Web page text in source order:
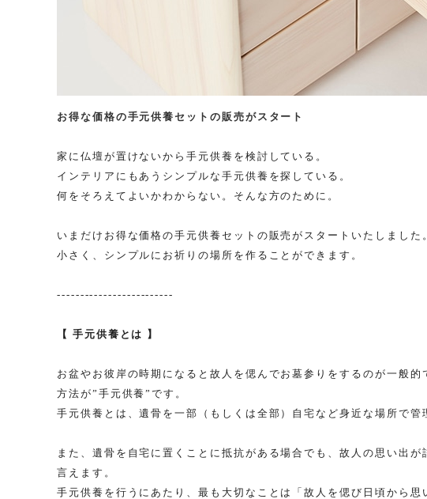
お得な価格の手元供養セットの販売がスタート
家に仏壇が置けないから手元供養を検討している。
インテリアにもあうシンプルな手元供養を探している。
何をそろえてよいかわからない。そんな方のために。
いまだけお得な価格の手元供養セットの販売がスタートいたしました。
小さく、シンプルにお祈りの場所を作ることができます。
-------------------------
【 手元供養とは 】
お盆やお彼岸の時期になると故人を偲んでお墓参りをするのが一般
方法が”手元供養”です。
手元供養とは、遺骨を一部（もしくは全部）自宅など身近な場所で管
また、遺骨を自宅に置くことに抵抗がある場合でも、故人の思い出
言えます。
手元供養を行うにあたり、最も大切なことは「故人を偲び日頃から